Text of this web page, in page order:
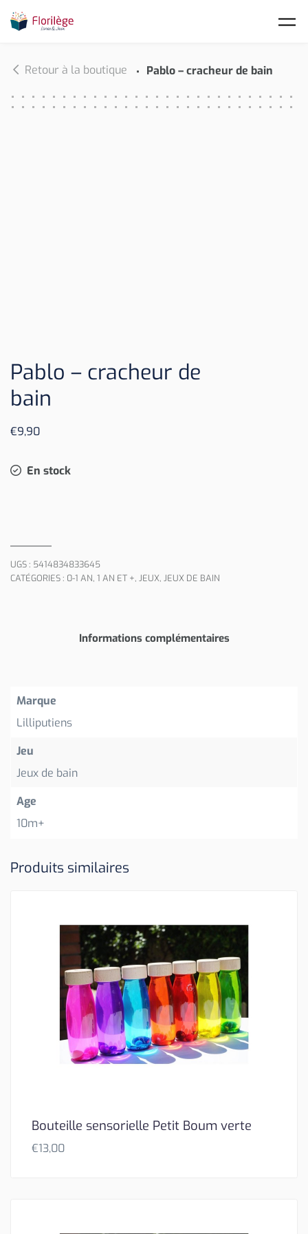
Retour à la boutique Pablo – cracheur de bain
Pablo – cracheur de
bain
€9,90
En stock
UGS : 5414834833645
CATÉGORIES : 0-1 AN, 1 AN ET +, JEUX, JEUX DE BAIN
Informations complémentaires
Marque
Lilliputiens
Jeu
Jeux de bain
Age
10m+
Produits similaires
Bouteille sensorielle Petit Boum verte
€13,00